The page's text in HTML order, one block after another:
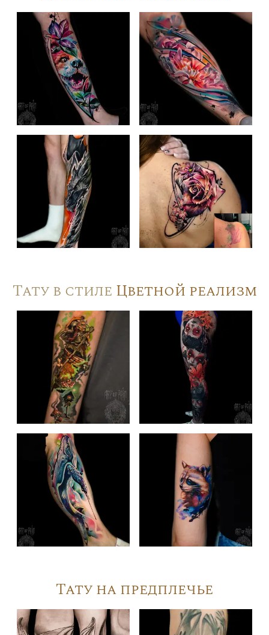
Тату в стиле Цветной реализм
Тату на предплечье